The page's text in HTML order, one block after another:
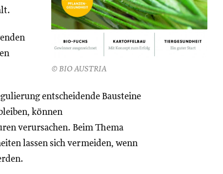
© BIO AUSTRIA
entscheidende Bausteine
können
verursachen. Beim Thema
lassen sich vermeiden, wenn